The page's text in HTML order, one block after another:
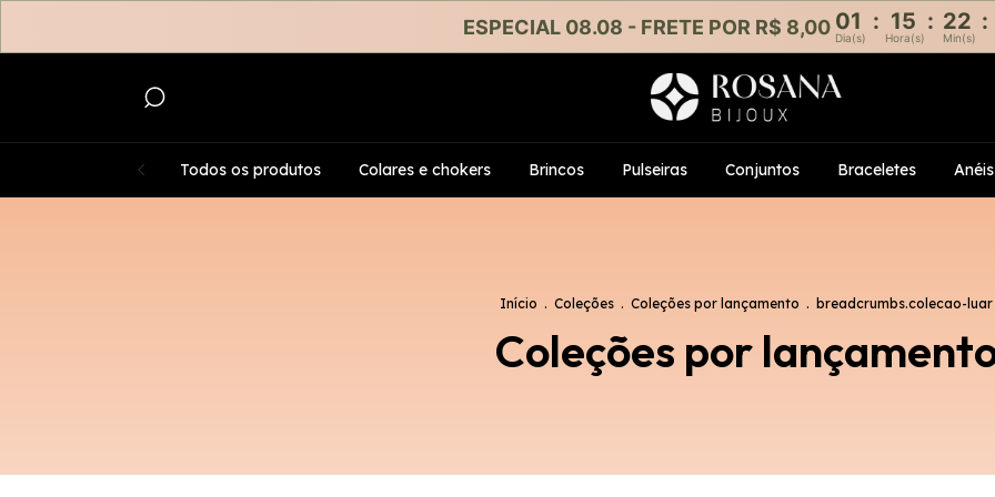
ESPECIAL 08.08 - FRETE POR R$ 8,00 01 : 15 : 22 :
Dia(s) Hora(s) Min(s)
Todos os produtos Colares e chokers Brincos Pulseiras Conjuntos Braceletes Anéis
Início . Coleções . Coleções por lançamento . breadcrumbs.colecao-luar
Coleções por